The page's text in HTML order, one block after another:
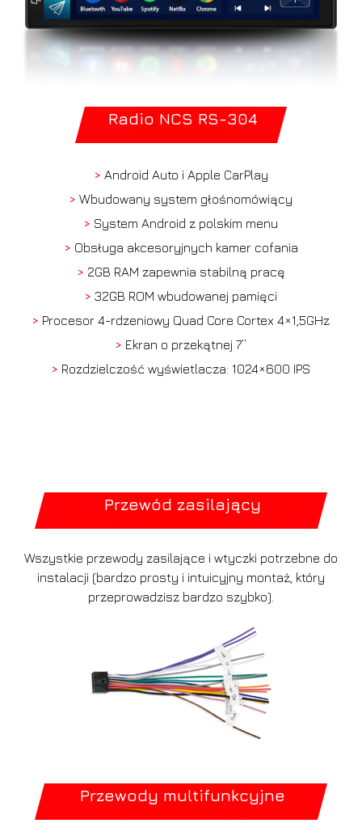
Radio NCS RS-304
> Android Auto i Apple CarPlay
> Wbudowany system głośnomówiący
> System Android z polskim menu
> Obsługa akcesoryjnych kamer cofania
> 2GB RAM zapewnia stabilną pracę
> 32GB ROM wbudowanej pamięci
> Procesor 4-rdzeniowy Quad Core Cortex 4×1,5GHz
> Ekran o przekątnej 7”
> Rozdzielczość wyświetlacza: 1024×600 IPS
Przewód zasilający
Wszystkie przewody zasilające i wtyczki potrzebne do
instalacji (bardzo prosty i intuicyjny montaż, który
przeprowadzisz bardzo szybko).
Przewody multifunkcyjne